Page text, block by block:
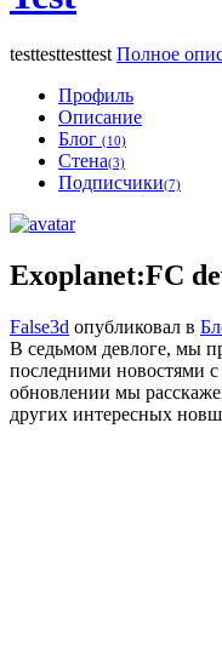
testtesttesttest Полное
Профиль
Описание
Блог (10)
Стена(3)
Подписчики(7)
Exoplanet:FC
False3d опубликовал в
В седьмом девлоге, мы
последними новостями
обновлении мы
других интересных